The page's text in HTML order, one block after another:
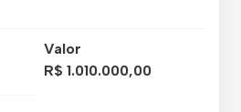
Valor
R$ 1.010.000,00